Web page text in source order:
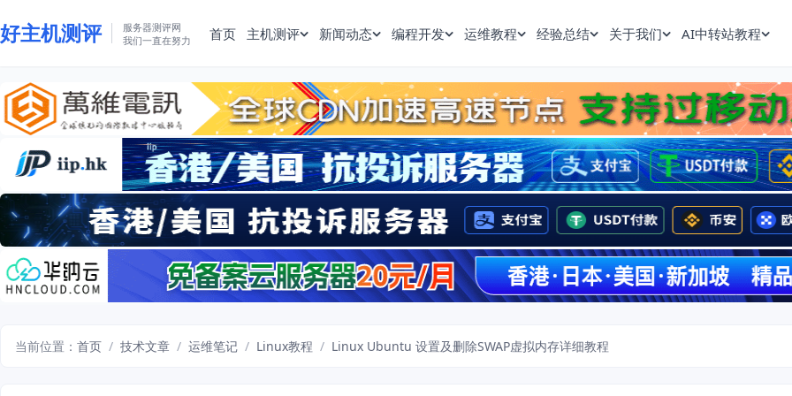
好主机测评
服务器测评网
我们一直在努力
首页 主机测评 新闻动态 编程开发 运维教程 经验总结 关于我们 AI中转站教程
当前位置： 首页 / 技术文章 / 运维笔记 / Linux教程 / Linux Ubuntu 设置及删除SWAP虚拟内存详细教程